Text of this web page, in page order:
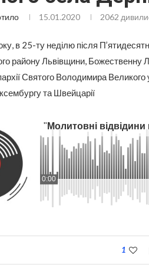
15.01.2020 2062
в 25-ту неділю після
району Львівщини, Божественну
Святого Володимира Великого
та Швейцарії
0:00
" Молитовні
1